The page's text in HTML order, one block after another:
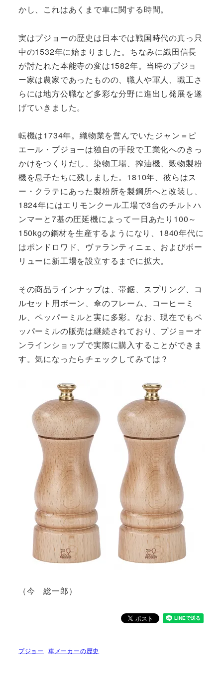
かし、これはあくまで車に関する時間。
実はプジョーの歴史は日本では戦国時代の真っ只
中の1532年に始まりました。ちなみに織田信長
が討たれた本能寺の変は1582年。当時のプジョ
ー家は農家であったものの、職人や軍人、職工さ
らには地方公職など多彩な分野に進出し発展を遂
げていきました。
転機は1734年。織物業を営んでいたジャン＝ピ
エール・プジョーは独自の手段で工業化へのきっ
かけをつくりだし、染物工場、搾油機、穀物製粉
機を息子たちに残しました。1810年、彼らはス
ー・クラテにあった製粉所を製鋼所へと改装し、
1824年にはエリモンクール工場で3台のチルトハ
ンマーと7基の圧延機によって一日あたり100～
150kgの鋼材を生産するようになり、1840年代に
はポンドロワド、ヴァランティニェ、およびボー
リューに新工場を設立するまでに拡大。
その商品ラインナップは、帯鋸、スプリング、コ
ルセット用ボーン、傘のフレーム、コーヒーミ
ル、ペッパーミルと実に多彩。なお、現在でもペ
ッパーミルの販売は継続されており、プジョーオ
ンラインショップで実際に購入することができま
す。気になったらチェックしてみては？
（今 総一郎）
プジョー 車メーカーの歴史